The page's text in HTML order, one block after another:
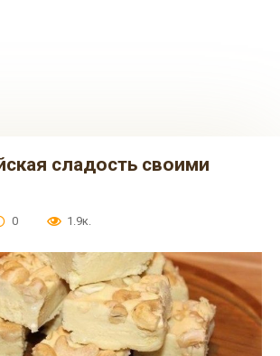
0 1.9к.